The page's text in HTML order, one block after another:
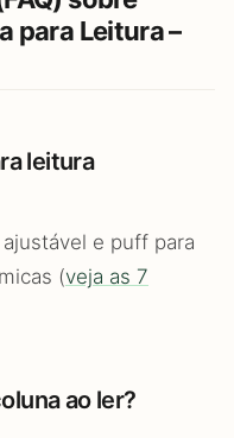
para Leitura –
leitura
e puff para
(veja as 7
ao ler?